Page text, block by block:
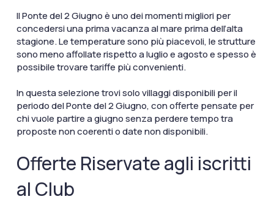
Il Ponte del 2 Giugno è uno dei momenti migliori per
concedersi una prima vacanza al mare prima dell’alta
stagione. Le temperature sono più piacevoli, le strutture
sono meno affollate rispetto a luglio e agosto e spesso è
possibile trovare tariffe più convenienti.
In questa selezione trovi solo villaggi disponibili per il
periodo del Ponte del 2 Giugno, con offerte pensate per
chi vuole partire a giugno senza perdere tempo tra
proposte non coerenti o date non disponibili.
Offerte Riservate agli iscritti
al Club